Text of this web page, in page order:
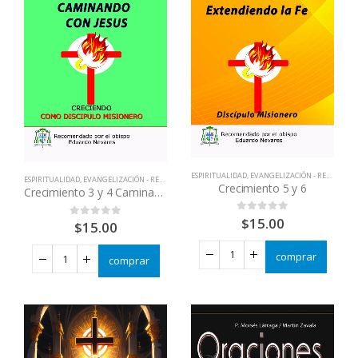
ESPIRITUALIDAD, EVANGELIZACIÓN - RENOVACIÓN ,LIBRERIA CATOLICA,LIBROS QUE CAMBIAN
Crecimiento 3 y 4 Caminando con Jesus
out of 5
$15.00
comprar
ESPIRITUALIDAD, EVANGELIZACIÓN - RENOVACIÓN
Crecimiento 5 y 6
out of 5
$15.00
comprar